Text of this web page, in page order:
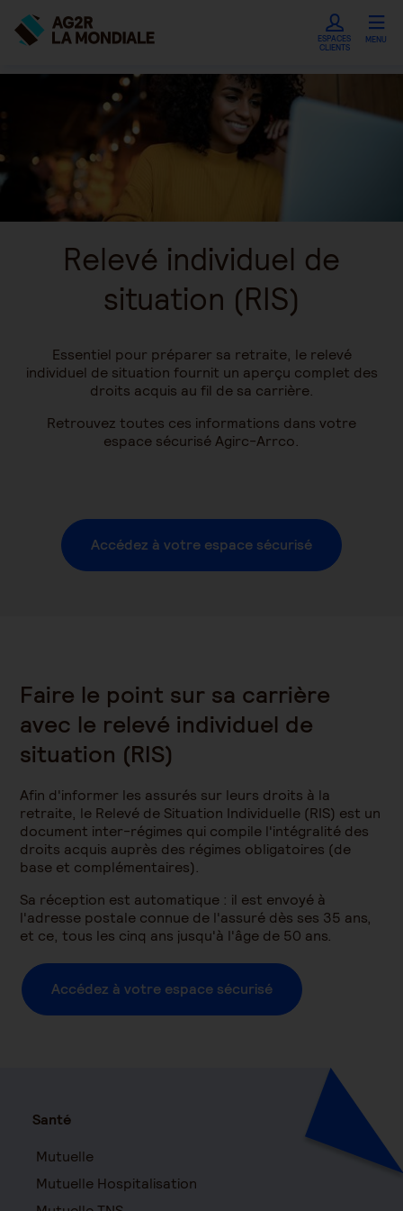
ESPACES
CLIENTS
MENU
Relevé individuel de
situation (RIS)
Essentiel pour préparer sa retraite, le relevé
individuel de situation fournit un aperçu complet des
droits acquis au fil de sa carrière.
Retrouvez toutes ces informations dans votre
espace sécurisé Agirc-Arrco.
Accédez à votre espace sécurisé
Faire le point sur sa carrière
avec le relevé individuel de
situation (RIS)
Afin d'informer les assurés sur leurs droits à la
retraite, le Relevé de Situation Individuelle (RIS) est un
document inter-régimes qui compile l'intégralité des
droits acquis auprès des régimes obligatoires (de
base et complémentaires).
Sa réception est automatique : il est envoyé à
l'adresse postale connue de l'assuré dès ses 35 ans,
et ce, tous les cinq ans jusqu'à l'âge de 50 ans.
Accédez à votre espace sécurisé
Santé
Mutuelle
Mutuelle Hospitalisation